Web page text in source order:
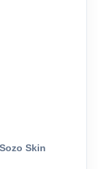
Skin